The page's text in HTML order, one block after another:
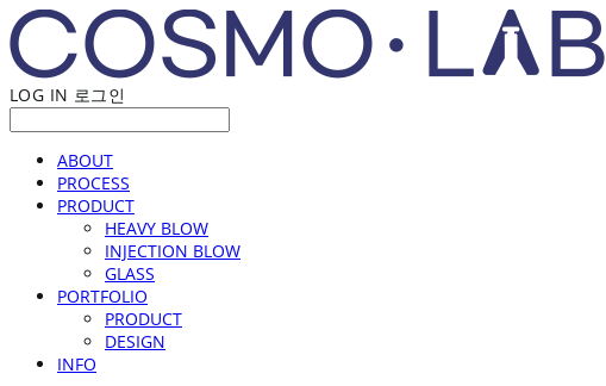
LOG IN 로그인
ABOUT
PROCESS
PRODUCT
HEAVY BLOW
INJECTION BLOW
GLASS
PORTFOLIO
PRODUCT
DESIGN
INFO